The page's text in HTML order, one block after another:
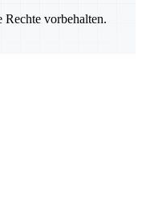
vorbehalten.